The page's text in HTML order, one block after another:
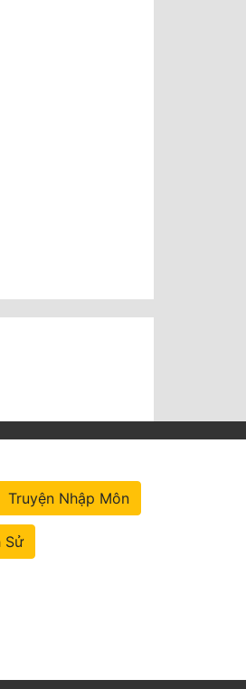
Truyện Nhập Môn
Sử